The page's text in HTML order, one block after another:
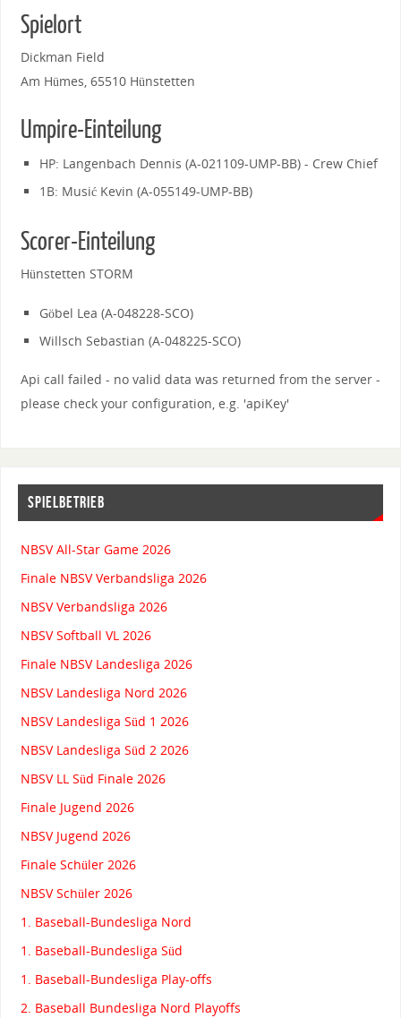
Spielort
Dickman Field
Am Hümes, 65510 Hünstetten
Umpire-Einteilung
HP: Langenbach Dennis (A-021109-UMP-BB) - Crew Chief
1B: Musić Kevin (A-055149-UMP-BB)
Scorer-Einteilung
Hünstetten STORM
Göbel Lea (A-048228-SCO)
Willsch Sebastian (A-048225-SCO)
Api call failed - no valid data was returned from the server -
please check your configuration, e.g. 'apiKey'
SPIELBETRIEB
NBSV All-Star Game 2026
Finale NBSV Verbandsliga 2026
NBSV Verbandsliga 2026
NBSV Softball VL 2026
Finale NBSV Landesliga 2026
NBSV Landesliga Nord 2026
NBSV Landesliga Süd 1 2026
NBSV Landesliga Süd 2 2026
NBSV LL Süd Finale 2026
Finale Jugend 2026
NBSV Jugend 2026
Finale Schüler 2026
NBSV Schüler 2026
1. Baseball-Bundesliga Nord
1. Baseball-Bundesliga Süd
1. Baseball-Bundesliga Play-offs
2. Baseball Bundesliga Nord Playoffs